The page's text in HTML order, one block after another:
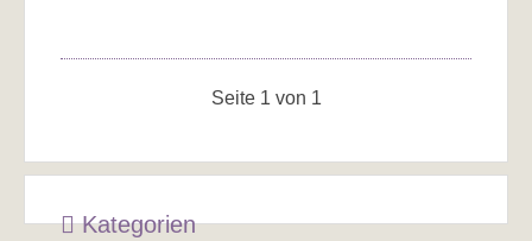
Seite 1 von 1
Kategorien